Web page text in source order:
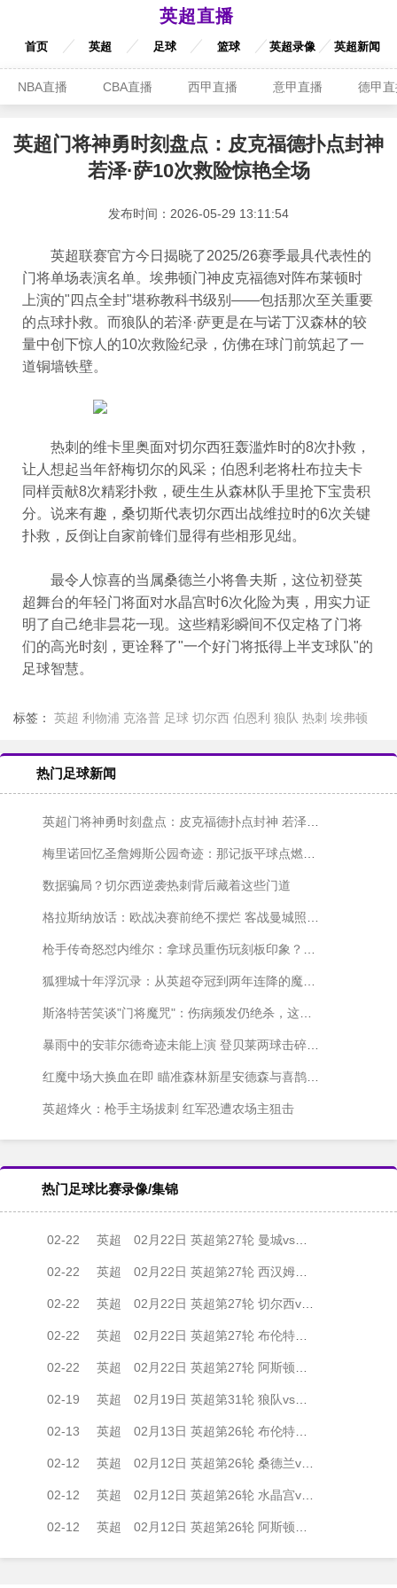
英超直播
首页 英超 足球 篮球 英超录像 英超新闻
NBA直播 CBA直播 西甲直播 意甲直播 德甲
英超门将神勇时刻盘点：皮克福德扑点封神
若泽·萨10次救险惊艳全场
发布时间：2026-05-29 13:11:54
英超联赛官方今日揭晓了2025/26赛季最具代表性的
门将单场表演名单。埃弗顿门神皮克福德对阵布莱顿时
上演的"四点全封"堪称教科书级别——包括那次至关重要
的点球扑救。而狼队的若泽·萨更是在与诺丁汉森林的较
量中创下惊人的10次救险纪录，仿佛在球门前筑起了一
道铜墙铁壁。
热刺的维卡里奥面对切尔西狂轰滥炸时的8次扑救，
让人想起当年舒梅切尔的风采；伯恩利老将杜布拉夫卡
同样贡献8次精彩扑救，硬生生从森林队手里抢下宝贵积
分。说来有趣，桑切斯代表切尔西出战维拉时的6次关键
扑救，反倒让自家前锋们显得有些相形见绌。
最令人惊喜的当属桑德兰小将鲁夫斯，这位初登英
超舞台的年轻门将面对水晶宫时6次化险为夷，用实力证
明了自己绝非昙花一现。这些精彩瞬间不仅定格了门将
们的高光时刻，更诠释了"一个好门将抵得上半支球队"的
足球智慧。
标签： 英超 利物浦 克洛普 足球 切尔西 伯恩利 狼队 热刺 埃弗顿
热门足球新闻
英超门将神勇时刻盘点：皮克福德扑点封神 若泽·萨10次救险惊艳全场
梅里诺回忆圣詹姆斯公园奇迹：那记扳平球点燃了冠军火种
数据骗局？切尔西逆袭热刺背后藏着这些门道
格拉斯纳放话：欧战决赛前绝不摆烂 客战曼城照抢三分
枪手传奇怒怼内维尔：拿球员重伤玩刻板印象？这解说太不专业
狐狸城十年浮沉录：从英超夺冠到两年连降的魔幻漂流
斯洛特苦笑谈"门将魔咒"：伤病频发仍绝杀，这赛季太不容易
暴雨中的安菲尔德奇迹未能上演 登贝莱两球击碎红军欧冠梦
红魔中场大换血在即 瞄准森林新星安德森与喜鹊悍将托纳利
英超烽火：枪手主场拔刺 红军恐遭农场主狙击
热门足球比赛录像/集锦
02-22 英超 02月22日 英超第27轮 曼城vs纽卡斯尔联 全场录像
02-22 英超 02月22日 英超第27轮 西汉姆联vs伯恩茅斯 全场录像
02-22 英超 02月22日 英超第27轮 切尔西vs伯恩利 全场录像
02-22 英超 02月22日 英超第27轮 布伦特福德vs布莱顿 全场录像
02-22 英超 02月22日 英超第27轮 阿斯顿维拉vs利兹联 全场录像
02-19 英超 02月19日 英超第31轮 狼队vs阿森纳 全场录像
02-13 英超 02月13日 英超第26轮 布伦特福德vs阿森纳 全场录像
02-12 英超 02月12日 英超第26轮 桑德兰vs利物浦 全场录像
02-12 英超 02月12日 英超第26轮 水晶宫vs伯恩利 全场录像
02-12 英超 02月12日 英超第26轮 阿斯顿维拉vs布莱顿 全场录像